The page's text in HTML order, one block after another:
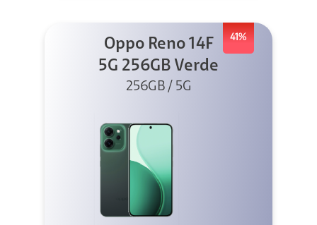
41%
Oppo Reno 14F
5G 256GB Verde
256GB / 5G